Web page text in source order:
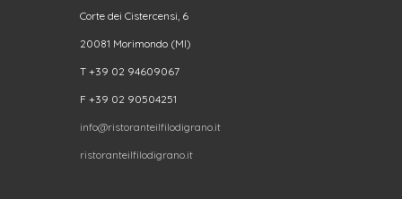
Corte dei Cistercensi, 6
20081 Morimondo (MI)
T +39 02 94609067
F +39 02 90504251
info@ristoranteilfilodigrano.it
ristoranteilfilodigrano.it